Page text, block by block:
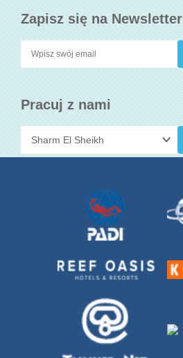
Zapisz się na Newsletter
Pracuj z nami